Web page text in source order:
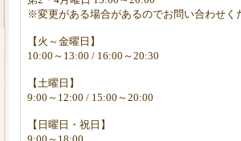
※変更がある場合があるのでお問い合わせく
【火～金曜日】
10:00～13:00 / 16:00～20:30
【土曜日】
9:00～12:00 / 15:00～20:00
【日曜日・祝日】